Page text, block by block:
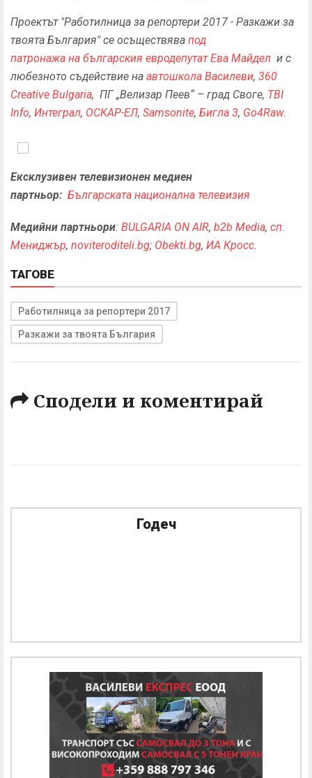
Проектът "Работилница за репортери 2017 - Разкажи за
твоята България" се осъществява под
патронажа на българския евродепутат Ева Майдел и с
любезното съдействие на автошкола Василеви, 360
Creative Bulgaria, ПГ „Велизар Пеев“ – град Своге, TBI
Info, Интеграл, ОСКАР-ЕЛ, Samsonite, Бигла 3, Go4Raw.
Ексклузивен телевизионен медиен
партньор: Българската национална телевизия
Медийни партньори: BULGARIA ON AIR, b2b Мedia, сп.
Мениджър, noviteroditeli.bg; Obekti.bg, ИА Кросс.
ТАГОВЕ
Работилница за репортери 2017
Разкажи за твоята България
Сподели и коментирай
Годеч